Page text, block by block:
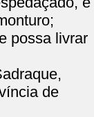
possa livrar
de